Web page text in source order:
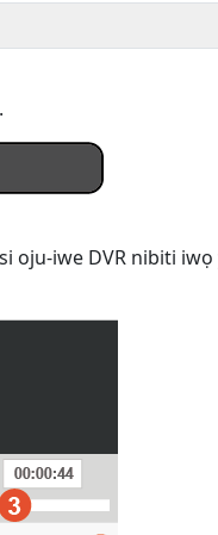
oju-iwe DVR nibiti